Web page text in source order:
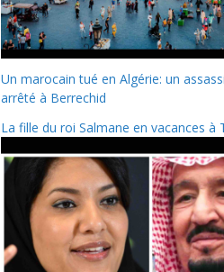
Un marocain tué en Algérie: un
arrêté à Berrechid
La fille du roi Salmane en vacances à